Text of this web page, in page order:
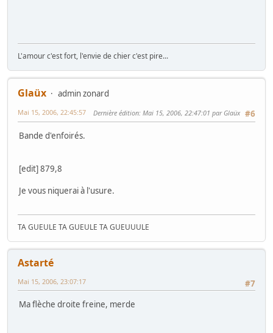
L'amour c'est fort, l'envie de chier c'est pire...
Glaüx
admin zonard
#6
Mai 15, 2006, 22:45:57 Dernière édition: Mai 15, 2006, 22:47:01 par Glaüx
Bande d'enfoirés.
[edit] 879,8
Je vous niquerai à l'usure.
TA GUEULE TA GUEULE TA GUEUUULE
Astarté
#7
Mai 15, 2006, 23:07:17
Ma flèche droite freine, merde